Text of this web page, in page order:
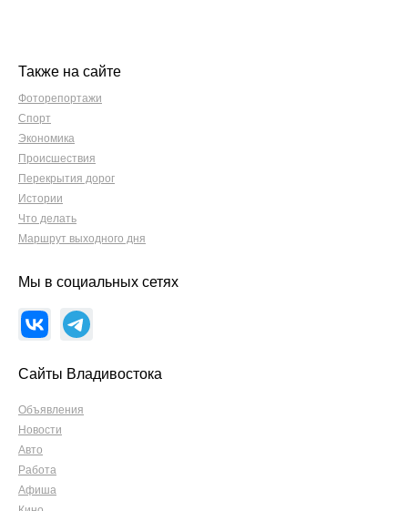
Также на сайте
Фоторепортажи
Спорт
Экономика
Происшествия
Перекрытия дорог
Истории
Что делать
Маршрут выходного дня
Мы в социальных сетях
Сайты Владивостока
Объявления
Новости
Авто
Работа
Афиша